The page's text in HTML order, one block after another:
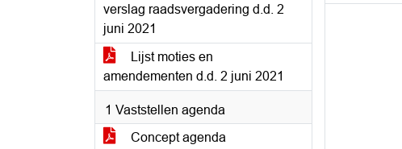
verslag raadsvergadering d.d. 2
juni 2021
Lijst moties en
amendementen d.d. 2 juni 2021
1 Vaststellen agenda
Concept agenda